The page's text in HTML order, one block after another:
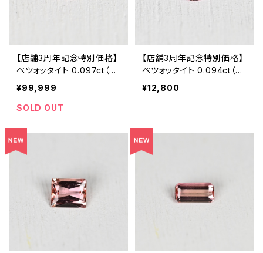
【店舗3周年記念特別価格】
ペツォッタイト 0.097ct（ソ
ーティング付き）SA32975
¥99,999
SOLD OUT
【店舗3周年記念特別価格】
ペツォッタイト 0.094ct（ソ
ーティング付き）SA32976
¥12,800